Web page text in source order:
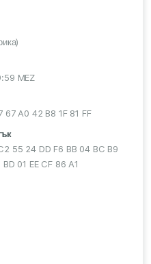
MEZ
67 A0 42 B8 1F 81 FF
55 24 DD F6 BB 04 BC B9
01 EE CF 86 A1